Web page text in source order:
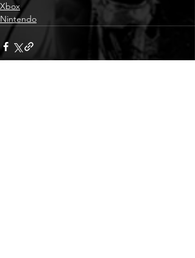
Xbox
Nintendo